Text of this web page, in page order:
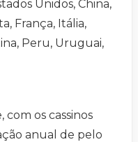
Unidos, China,
França, Itália,
Peru, Uruguai,
com os cassinos
anual de pelo